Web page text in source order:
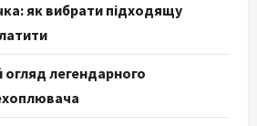
як вибрати підходящу
легендарного